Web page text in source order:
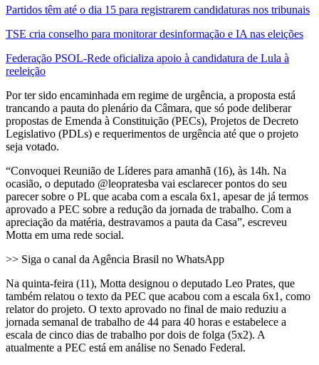
Partidos têm até o dia 15 para registrarem candidaturas nos tribunais
TSE cria conselho para monitorar desinformação e IA nas eleições
Federação PSOL-Rede oficializa apoio à candidatura de Lula à
reeleição
Por ter sido encaminhada em regime de urgência, a proposta está
trancando a pauta do plenário da Câmara, que só pode deliberar
propostas de Emenda à Constituição (PECs), Projetos de Decreto
Legislativo (PDLs) e requerimentos de urgência até que o projeto
seja votado.
“Convoquei Reunião de Líderes para amanhã (16), às 14h. Na
ocasião, o deputado @leopratesba vai esclarecer pontos do seu
parecer sobre o PL que acaba com a escala 6x1, apesar de já termos
aprovado a PEC sobre a redução da jornada de trabalho. Com a
apreciação da matéria, destravamos a pauta da Casa”, escreveu
Motta em uma rede social.
>> Siga o canal da Agência Brasil no WhatsApp
Na quinta-feira (11), Motta designou o deputado Leo Prates, que
também relatou o texto da PEC que acabou com a escala 6x1, como
relator do projeto. O texto aprovado no final de maio reduziu a
jornada semanal de trabalho de 44 para 40 horas e estabelece a
escala de cinco dias de trabalho por dois de folga (5x2). A
atualmente a PEC está em análise no Senado Federal.